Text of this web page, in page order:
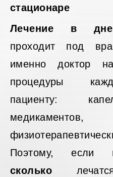
стационаре
Лечение в
проходит под
именно доктор
процедуры
пациенту:
Поэтому, если
сколько